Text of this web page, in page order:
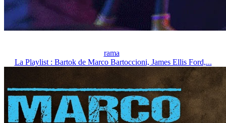
rama
La Playlist : Bartok de Marco Bartoccioni, James Ellis Ford,...